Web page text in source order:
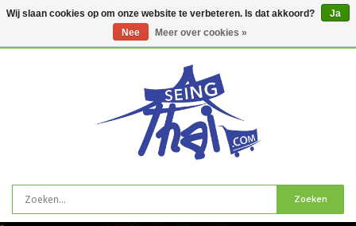
Zoeken
Wij slaan cookies op om onze website te verbeteren. Is dat akkoord?
Ja
Nee
Meer over cookies »